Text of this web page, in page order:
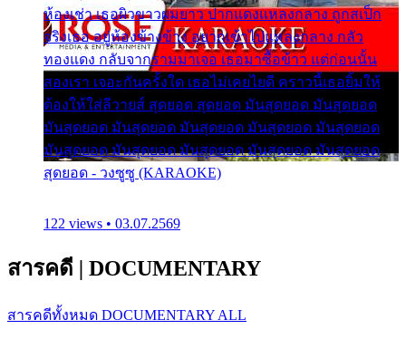
ห้องเช่า เธอผิวขาวผมยาว ปากแดงแหลงกลาง ถูกสเป็ก
จริงเธอ อยู่ห้องข้างข้าง อยากเข้าไปแหลงกลาง กลัว
ทองแดง กลับจากรามมาเจอ เธอมาซื้อข้าว แต่ก่อนนั้น
สองเรา เจอะกันครั้งใด เธอไม่เคยไยดี คราวนี้เธอยิ้มให้
ต้องให้ใส่ลีวายส์ สุดยอด สุดยอด มันสุดยอด มันสุดยอด
มันสุดยอด มันสุดยอด มันสุดยอด มันสุดยอด มันสุดยอด
มันสุดยอด มันสุดยอด มันสุดยอด มันสุดยอด มันสุดยอด
สุดยอด - วงซูซู (KARAOKE)
122 views • 03.07.2569
สารคดี | DOCUMENTARY
สารคดีทั้งหมด DOCUMENTARY ALL